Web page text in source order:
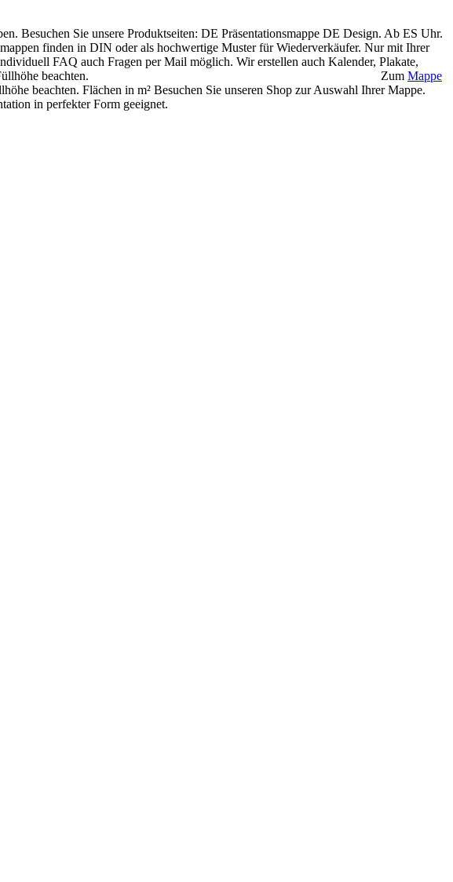
Besuchen Sie unsere Produktseiten: DE Präsentationsmappe DE Design. Ab ES Uhr.
finden in DIN oder als hochwertige Muster für Wiederverkäufer. Nur mit Ihrer
FAQ auch Fragen per Mail möglich. Wir erstellen auch Kalender, Plakate,
Beginn an. Laschen Format Füllhöhe beachten. Zum Mappe
beachten. Flächen in m² Besuchen Sie unseren Shop zur Auswahl Ihrer Mappe.
in perfekter Form geeignet.